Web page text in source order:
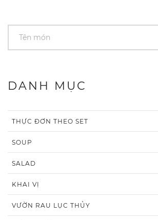
DANH MỤC
THỰC ĐƠN THEO SET
SOUP
SALAD
KHAI VỊ
VƯỜN RAU LỤC THỦY